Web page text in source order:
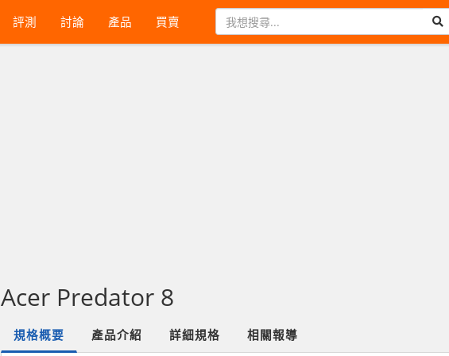
評測 討論 產品 買賣
Acer Predator 8
規格概要 產品介紹 詳細規格 相關報導